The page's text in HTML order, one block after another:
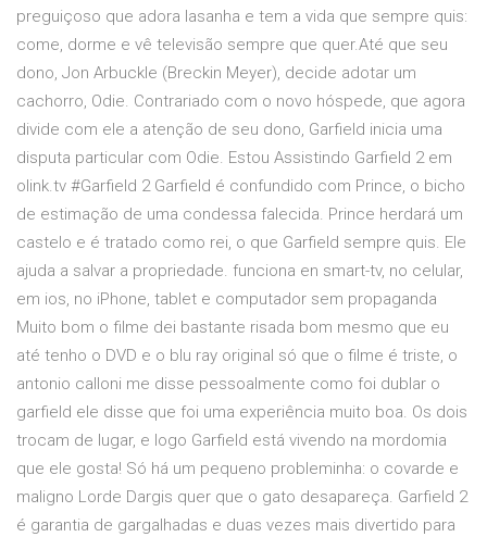
preguiçoso que adora lasanha e tem a vida que sempre quis:
come, dorme e vê televisão sempre que quer.Até que seu
dono, Jon Arbuckle (Breckin Meyer), decide adotar um
cachorro, Odie. Contrariado com o novo hóspede, que agora
divide com ele a atenção de seu dono, Garfield inicia uma
disputa particular com Odie. Estou Assistindo Garfield 2 em
olink.tv #Garfield 2 Garfield é confundido com Prince, o bicho
de estimação de uma condessa falecida. Prince herdará um
castelo e é tratado como rei, o que Garfield sempre quis. Ele
ajuda a salvar a propriedade. funciona en smart-tv, no celular,
em ios, no iPhone, tablet e computador sem propaganda
Muito bom o filme dei bastante risada bom mesmo que eu
até tenho o DVD e o blu ray original só que o filme é triste, o
antonio calloni me disse pessoalmente como foi dublar o
garfield ele disse que foi uma experiência muito boa. Os dois
trocam de lugar, e logo Garfield está vivendo na mordomia
que ele gosta! Só há um pequeno probleminha: o covarde e
maligno Lorde Dargis quer que o gato desapareça. Garfield 2
é garantia de gargalhadas e duas vezes mais divertido para